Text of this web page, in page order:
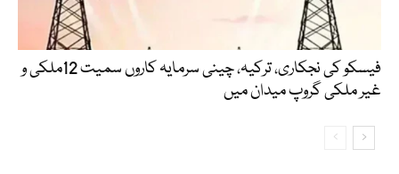
فیسکو کی نجکاری، ترکیہ، چینی سرمایہ کاروں سمیت 12ملکی و
غیر ملکی گروپ میدان میں